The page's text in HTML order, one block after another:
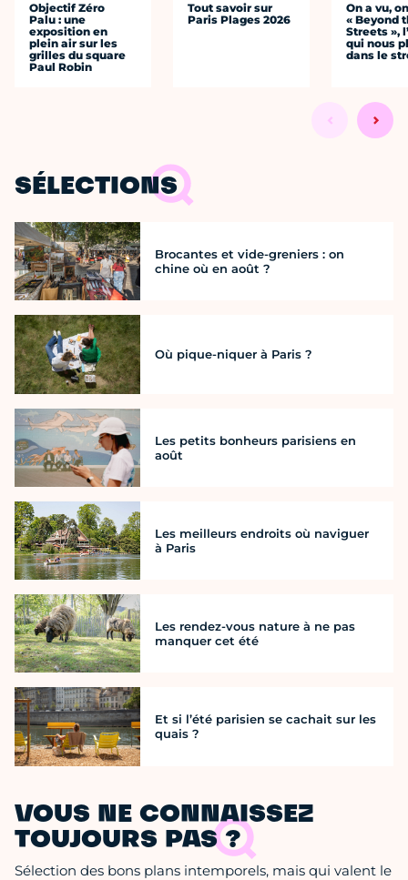
Objectif Zéro
Palu : une
exposition en
plein air sur les
grilles du square
Paul Robin
Tout savoir sur
Paris Plages 2026
On a vu,
« Beyond
Streets »,
qui nous
dans le
SÉLECTIONS
Brocantes et vide-greniers : on
chine où en août ?
Où pique-niquer à Paris ?
Les petits bonheurs parisiens en
août
Les meilleurs endroits où naviguer
à Paris
Les rendez-vous nature à ne pas
manquer cet été
Et si l’été parisien se cachait sur les
quais ?
VOUS NE CONNAISSEZ
TOUJOURS PAS ?
Sélection des bons plans intemporels, mais qui valent le